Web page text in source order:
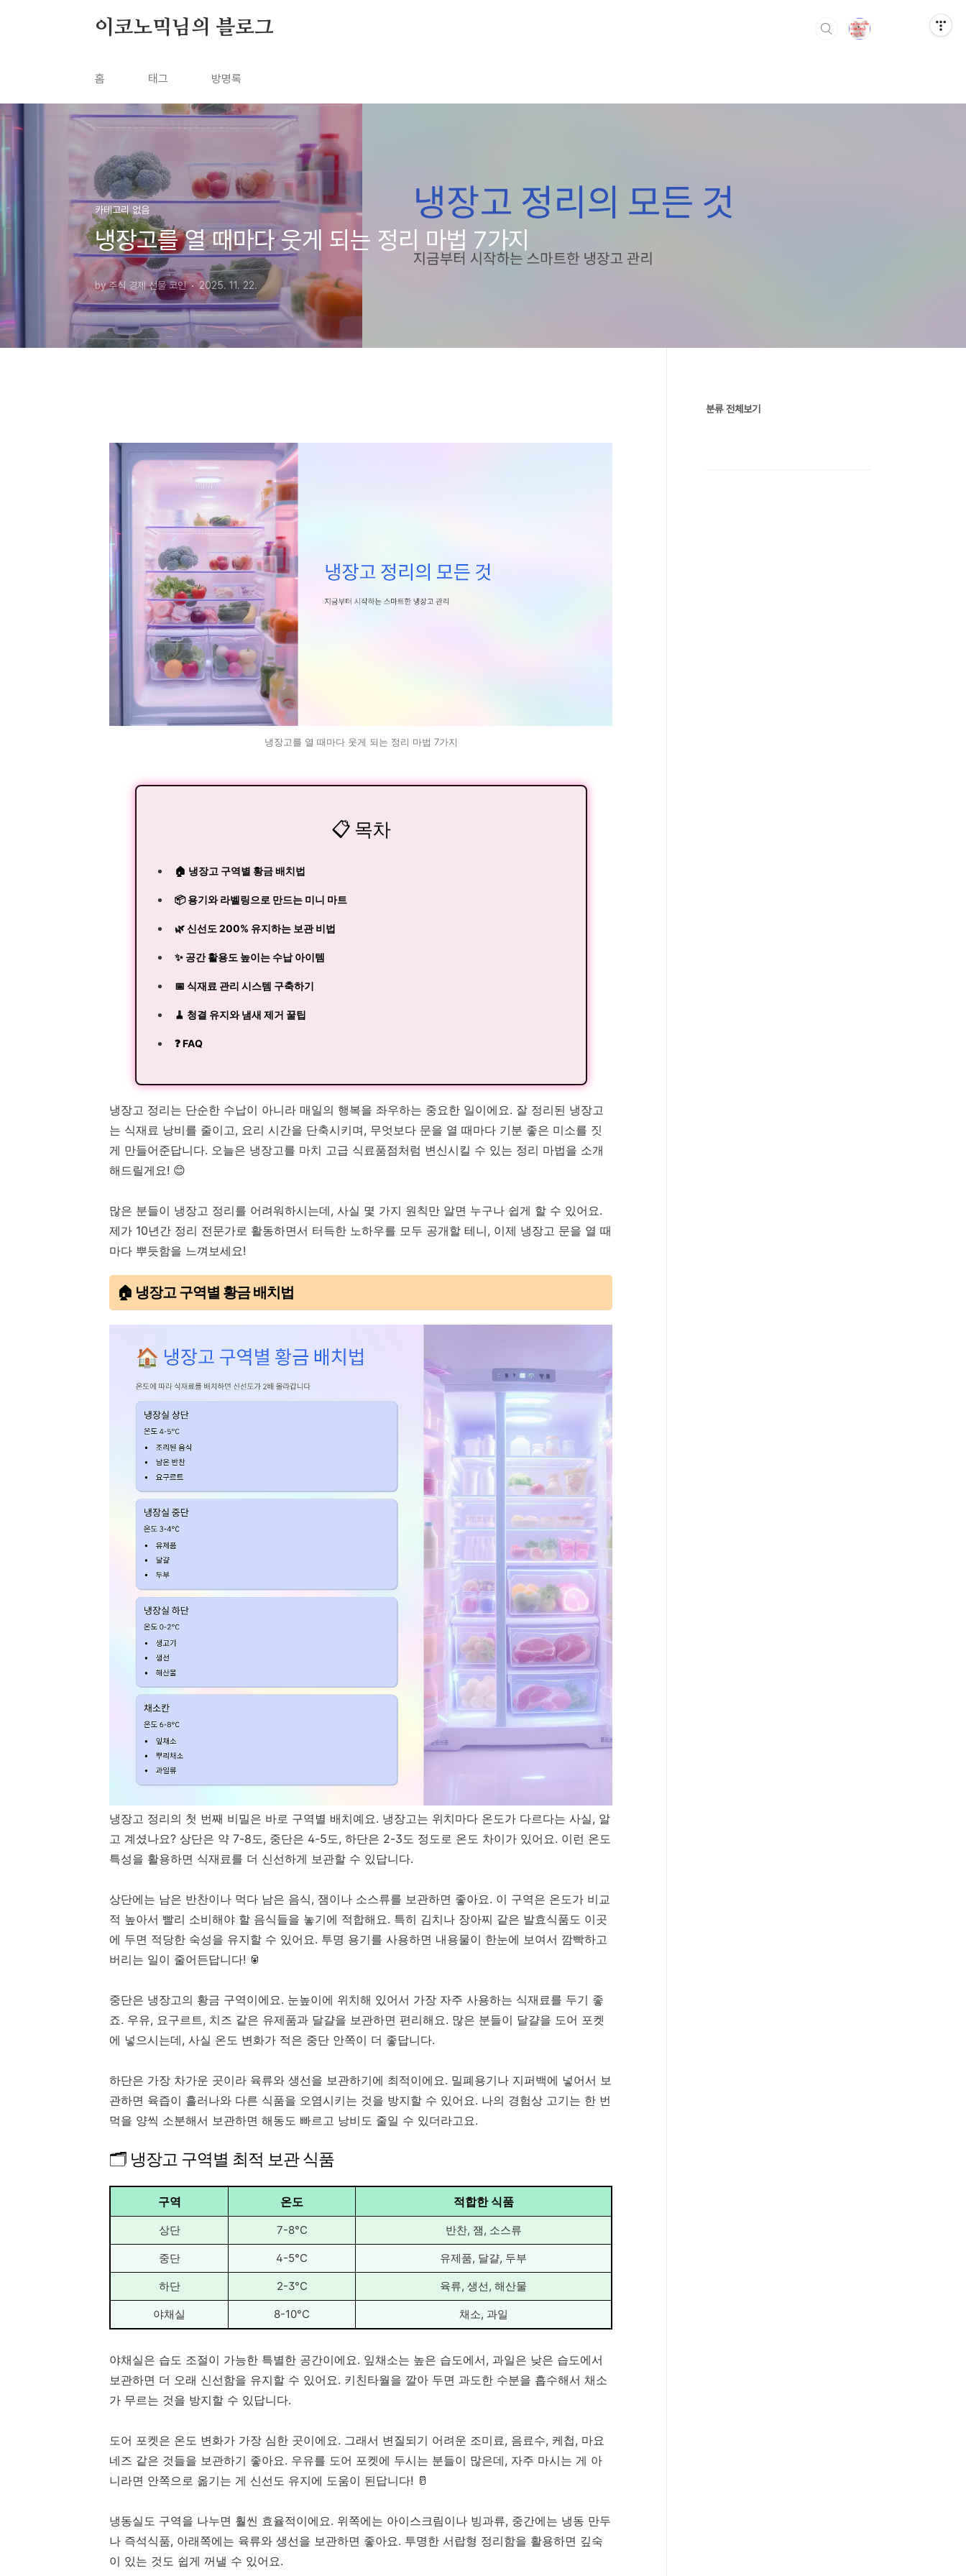
이코노믹님의 블로그
홈 태그 방명록
카테고리 없음
냉장고를 열 때마다 웃게 되는 정리 마법 7가지
by 주식 경제 선물 코인 2025. 11. 22.
냉장고를 열 때마다 웃게 되는 정리 마법 7가지
📋 목차
🏠 냉장고 구역별 황금 배치법
📦 용기와 라벨링으로 만드는 미니 마트
🌿 신선도 200% 유지하는 보관 비법
✨ 공간 활용도 높이는 수납 아이템
📅 식재료 관리 시스템 구축하기
🧹 청결 유지와 냄새 제거 꿀팁
❓ FAQ
냉장고 정리는 단순한 수납이 아니라 매일의 행복을 좌우하는 중요한 일이에요. 잘 정리된 냉장고
는 식재료 낭비를 줄이고, 요리 시간을 단축시키며, 무엇보다 문을 열 때마다 기분 좋은 미소를 짓
게 만들어준답니다. 오늘은 냉장고를 마치 고급 식료품점처럼 변신시킬 수 있는 정리 마법을 소개
해드릴게요! 😊
많은 분들이 냉장고 정리를 어려워하시는데, 사실 몇 가지 원칙만 알면 누구나 쉽게 할 수 있어요.
제가 10년간 정리 전문가로 활동하면서 터득한 노하우를 모두 공개할 테니, 이제 냉장고 문을 열 때
마다 뿌듯함을 느껴보세요!
🏠 냉장고 구역별 황금 배치법
냉장고 정리의 첫 번째 비밀은 바로 구역별 배치예요. 냉장고는 위치마다 온도가 다르다는 사실, 알
고 계셨나요? 상단은 약 7-8도, 중단은 4-5도, 하단은 2-3도 정도로 온도 차이가 있어요. 이런 온도
특성을 활용하면 식재료를 더 신선하게 보관할 수 있답니다.
상단에는 남은 반찬이나 먹다 남은 음식, 잼이나 소스류를 보관하면 좋아요. 이 구역은 온도가 비교
적 높아서 빨리 소비해야 할 음식들을 놓기에 적합해요. 특히 김치나 장아찌 같은 발효식품도 이곳
에 두면 적당한 숙성을 유지할 수 있어요. 투명 용기를 사용하면 내용물이 한눈에 보여서 깜빡하고
버리는 일이 줄어든답니다! 🥫
중단은 냉장고의 황금 구역이에요. 눈높이에 위치해 있어서 가장 자주 사용하는 식재료를 두기 좋
죠. 우유, 요구르트, 치즈 같은 유제품과 달걀을 보관하면 편리해요. 많은 분들이 달걀을 도어 포켓
에 넣으시는데, 사실 온도 변화가 적은 중단 안쪽이 더 좋답니다.
하단은 가장 차가운 곳이라 육류와 생선을 보관하기에 최적이에요. 밀폐용기나 지퍼백에 넣어서 보
관하면 육즙이 흘러나와 다른 식품을 오염시키는 것을 방지할 수 있어요. 나의 경험상 고기는 한 번
먹을 양씩 소분해서 보관하면 해동도 빠르고 낭비도 줄일 수 있더라고요.
🗂️ 냉장고 구역별 최적 보관 식품
구역 온도 적합한 식품
상단 7-8°C 반찬, 잼, 소스류
중단 4-5°C 유제품, 달걀, 두부
하단 2-3°C 육류, 생선, 해산물
야채실 8-10°C 채소, 과일
야채실은 습도 조절이 가능한 특별한 공간이에요. 잎채소는 높은 습도에서, 과일은 낮은 습도에서
보관하면 더 오래 신선함을 유지할 수 있어요. 키친타월을 깔아 두면 과도한 수분을 흡수해서 채소
가 무르는 것을 방지할 수 있답니다.
도어 포켓은 온도 변화가 가장 심한 곳이에요. 그래서 변질되기 어려운 조미료, 음료수, 케첩, 마요
네즈 같은 것들을 보관하기 좋아요. 우유를 도어 포켓에 두시는 분들이 많은데, 자주 마시는 게 아
니라면 안쪽으로 옮기는 게 신선도 유지에 도움이 된답니다! 🥛
냉동실도 구역을 나누면 훨씬 효율적이에요. 위쪽에는 아이스크림이나 빙과류, 중간에는 냉동 만두
나 즉석식품, 아래쪽에는 육류와 생선을 보관하면 좋아요. 투명한 서랍형 정리함을 활용하면 깊숙
이 있는 것도 쉽게 꺼낼 수 있어요.
분류 전체보기